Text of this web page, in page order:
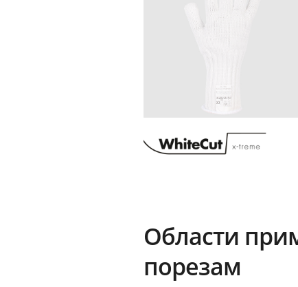
Области
порезам